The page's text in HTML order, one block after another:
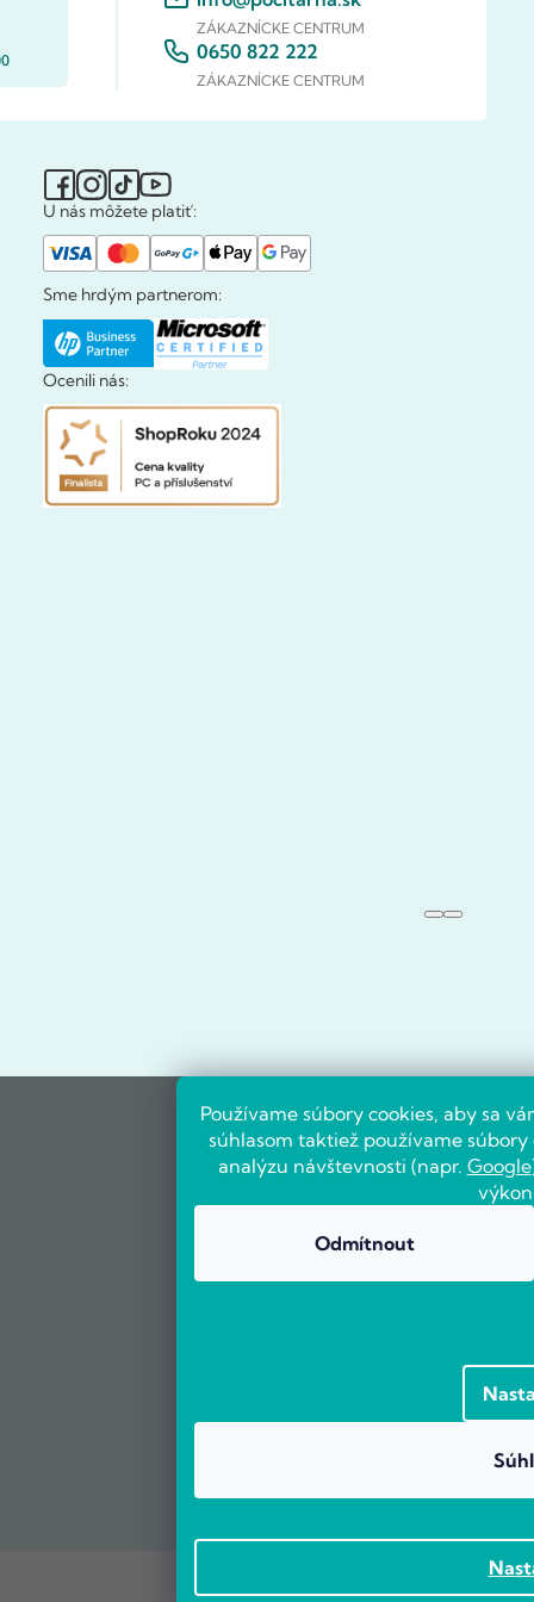
Používame súbory cookies, aby sa
súhlasom taktiež používame
analýzu návštevnosti (napr. Google
Odmítnout
ZÁKAZNÍCKE CENTRUM
0650 822 222
ZÁKAZNÍCKE CENTRUM
U nás môžete platiť:
Sme hrdým partnerom:
Ocenili nás:
Vytvoril Shoptet Premium